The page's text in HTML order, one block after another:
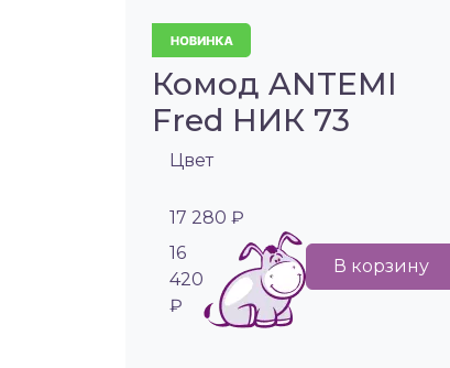
Комод ANTEMI
Fred НИК 73
Цвет
17 280 ₽
16
420
₽
В корзину